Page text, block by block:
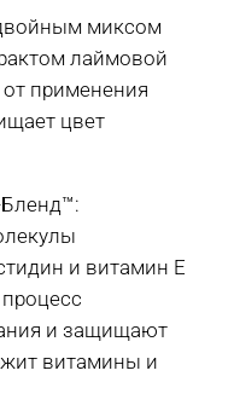
миксом
лаймовой
от применения
цвет
и витамин Е
и защищают
витамины и